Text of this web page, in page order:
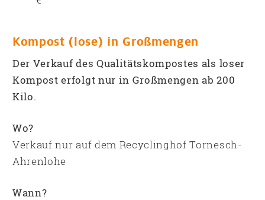
Kompost (lose) in Großmengen
Der Verkauf des Qualitätskompostes als loser
Kompost erfolgt nur in Großmengen ab 200
Kilo.
Wo?
Verkauf nur auf dem Recyclinghof Tornesch-
Ahrenlohe
Wann?